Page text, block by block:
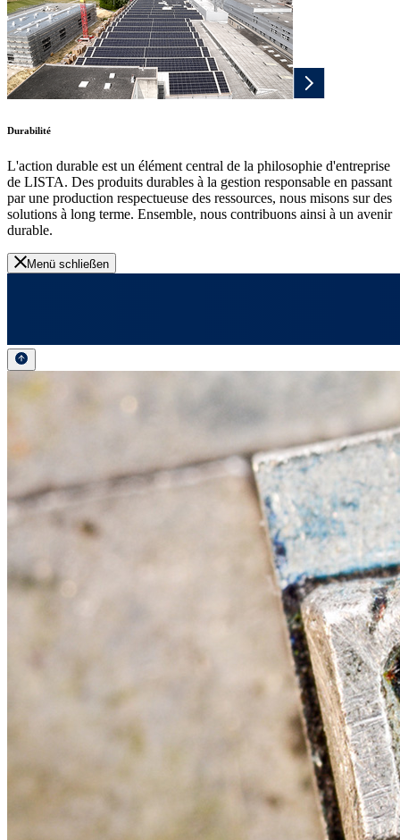
Durabilité
L'action durable est un élément central de la philosophie d'entreprise
de LISTA. Des produits durables à la gestion responsable en passant
par une production respectueuse des ressources, nous misons sur des
solutions à long terme. Ensemble, nous contribuons ainsi à un avenir
durable.
Menü schließen